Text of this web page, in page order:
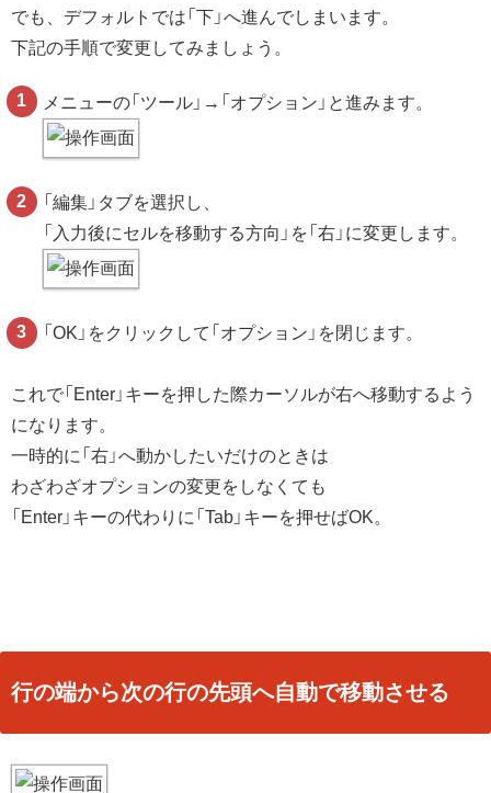
でも、デフォルトでは「下」へ進んでしまいます。
下記の手順で変更してみましょう。
メニューの「ツール」→「オプション」と進みます。
「編集」タブを選択し、
「入力後にセルを移動する方向」を「右」に変更します。
「OK」をクリックして「オプション」を閉じます。
これで「Enter」キーを押した際カーソルが右へ移動するよう
になります。
一時的に「右」へ動かしたいだけのときは
わざわざオプションの変更をしなくても
「Enter」キーの代わりに「Tab」キーを押せばOK。
行の端から次の行の先頭へ自動で移動させる